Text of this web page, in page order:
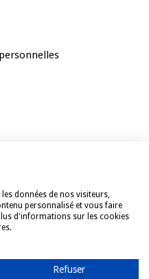
données de nos visiteurs,
personnalisé et vous faire
d'informations sur les cookies
Refuser